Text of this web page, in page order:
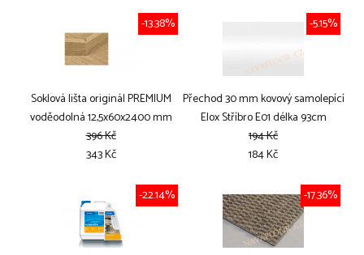
Soklová lišta originál PREMIUM
voděodolná 12,5x60x2400 mm
-13.38%
396 Kč
343 Kč
Přechod 30 mm kovový samolepící
Elox Stříbro E01 délka 93cm
-5.15%
194 Kč
184 Kč
-22.14% -17.36%